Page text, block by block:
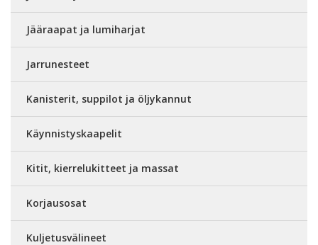
Jääraapat ja lumiharjat
Jarrunesteet
Kanisterit, suppilot ja öljykannut
Käynnistyskaapelit
Kitit, kierrelukitteet ja massat
Korjausosat
Kuljetusvälineet